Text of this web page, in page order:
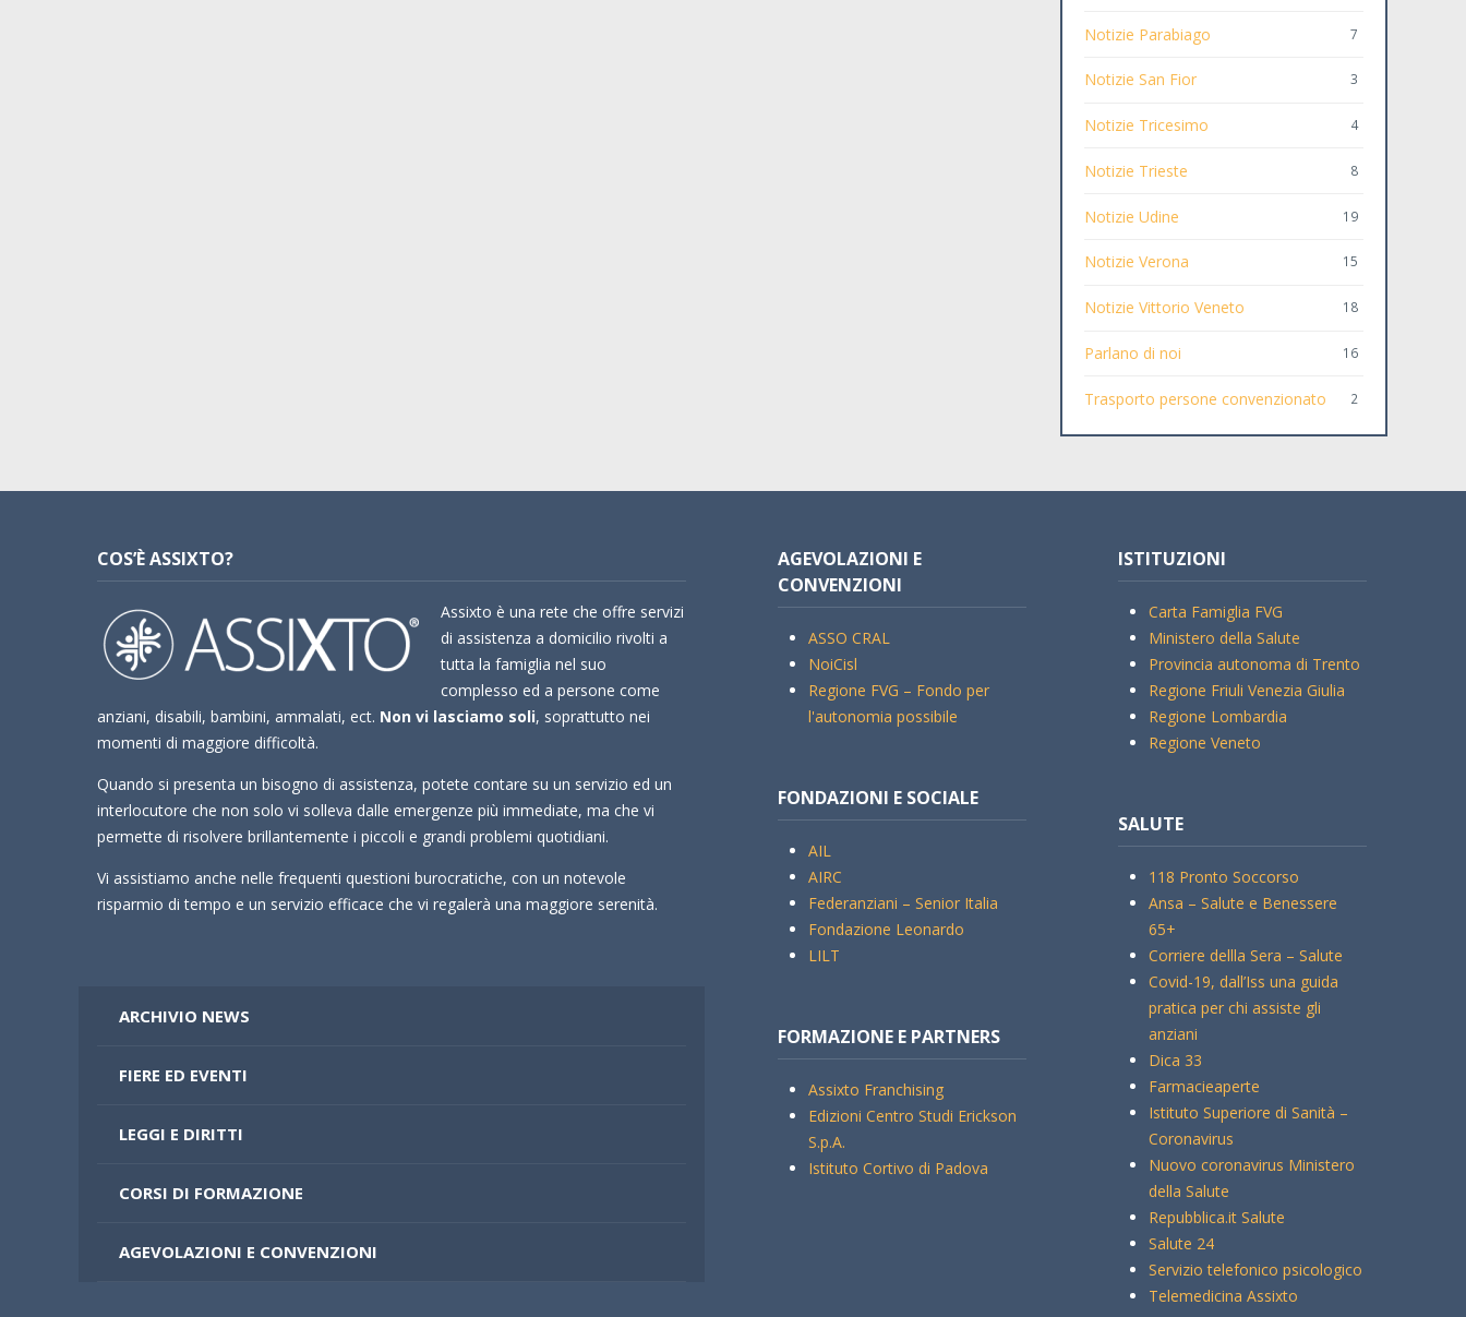
Notizie Parabiago 7
Notizie San Fior 3
Notizie Tricesimo 4
Notizie Trieste 8
Notizie Udine 19
Notizie Verona 15
Notizie Vittorio Veneto 18
Parlano di noi 16
Trasporto persone convenzionato 2
COS’È ASSIXTO?
Assixto è una rete che offre servizi
di assistenza a domicilio rivolti a
tutta la famiglia nel suo
complesso ed a persone come
anziani, disabili, bambini, ammalati, ect. Non vi lasciamo soli, soprattutto nei
momenti di maggiore difficoltà.
Quando si presenta un bisogno di assistenza, potete contare su un servizio ed un
interlocutore che non solo vi solleva dalle emergenze più immediate, ma che vi
permette di risolvere brillantemente i piccoli e grandi problemi quotidiani.
Vi assistiamo anche nelle frequenti questioni burocratiche, con un notevole
risparmio di tempo e un servizio efficace che vi regalerà una maggiore serenità.
ARCHIVIO NEWS
FIERE ED EVENTI
LEGGI E DIRITTI
CORSI DI FORMAZIONE
AGEVOLAZIONI E CONVENZIONI
AGEVOLAZIONI E
CONVENZIONI
ASSO CRAL
NoiCisl
Regione FVG – Fondo per
l'autonomia possibile
FONDAZIONI E SOCIALE
AIL
AIRC
Federanziani – Senior Italia
Fondazione Leonardo
LILT
FORMAZIONE E PARTNERS
Assixto Franchising
Edizioni Centro Studi Erickson
S.p.A.
Istituto Cortivo di Padova
ISTITUZIONI
Carta Famiglia FVG
Ministero della Salute
Provincia autonoma di Trento
Regione Friuli Venezia Giulia
Regione Lombardia
Regione Veneto
SALUTE
118 Pronto Soccorso
Ansa – Salute e Benessere
65+
Corriere dellla Sera – Salute
Covid-19, dall’Iss una guida
pratica per chi assiste gli
anziani
Dica 33
Farmacieaperte
Istituto Superiore di Sanità –
Coronavirus
Nuovo coronavirus Ministero
della Salute
Repubblica.it Salute
Salute 24
Servizio telefonico psicologico
Telemedicina Assixto